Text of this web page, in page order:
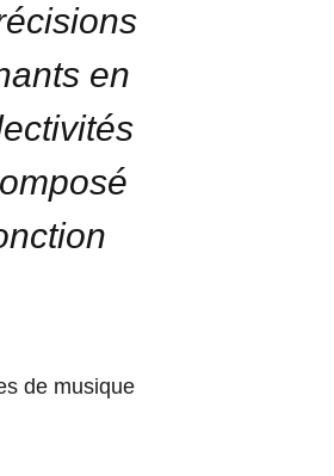
en
de musique